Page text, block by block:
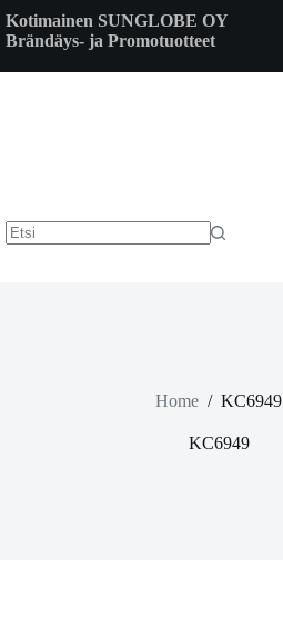
to
content
Kotimainen SUNGLOBE OY
Brändäys- ja Promotuotteet
Home / KC6949
KC6949